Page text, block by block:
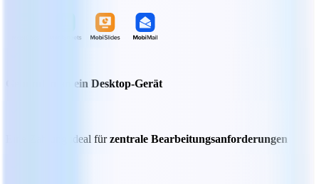
Gebunden an ein Desktop-Gerät
Eine Zahlung ideal fürzentrale Bearbeitungsanforderungen